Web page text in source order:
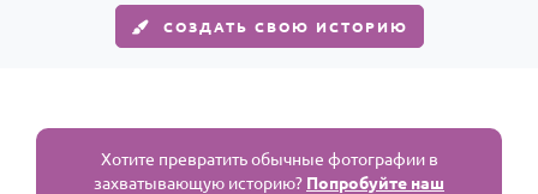
СОЗДАТЬ СВОЮ ИСТОРИЮ
Хотите превратить обычные фотографии в
захватывающую историю? Попробуйте наш